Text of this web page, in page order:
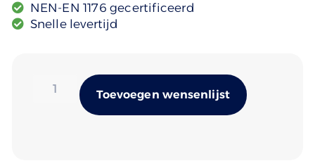
NEN-EN 1176 gecertificeerd
Snelle levertijd
Toevoegen wensenlijst